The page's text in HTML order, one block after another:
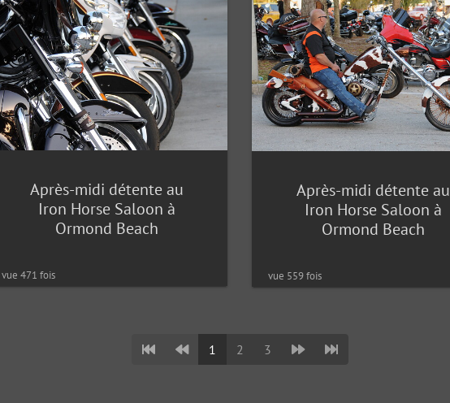
Après-midi détente au
Iron Horse Saloon à
Ormond Beach
vue 471 fois
Après-midi détente au
Iron Horse Saloon à
Ormond Beach
vue 559 fois
1 2 3